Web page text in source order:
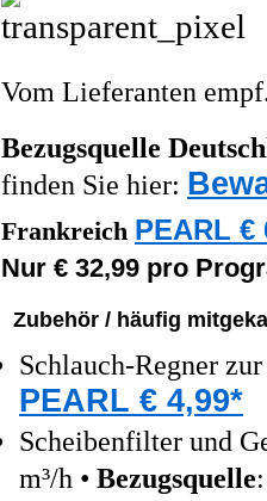
Vom Lieferanten
Bezugsquelle
finden Sie hier:
Frankreich PEARL €
Nur € 32,99 pro
Zubehör / häufig
Schlauch-Regner
PEARL € 4,99*
Scheibenfilter und
m³/h • Bezugsquelle